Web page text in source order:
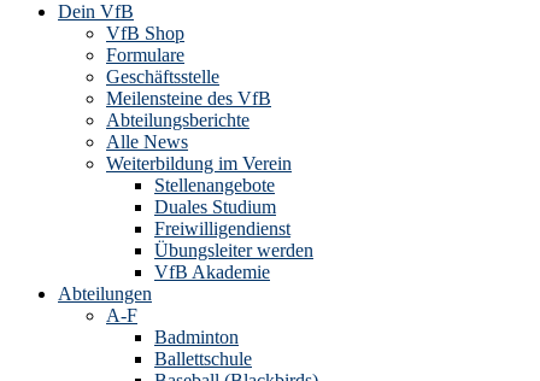
Dein VfB
VfB Shop
Formulare
Geschäftsstelle
Meilensteine des VfB
Abteilungsberichte
Alle News
Weiterbildung im Verein
Stellenangebote
Duales Studium
Freiwilligendienst
Übungsleiter werden
VfB Akademie
Abteilungen
A-F
Badminton
Ballettschule